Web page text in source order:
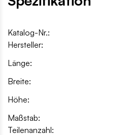
Katalog-Nr.:
Hersteller:
Länge:
Breite:
Höhe:
Maßstab:
Teilenanzahl: